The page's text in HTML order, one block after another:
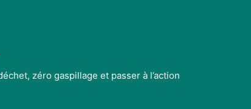
zéro gaspillage et passer à l’action